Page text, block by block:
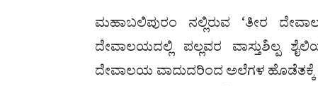
ಮಹಾಬಲಿಪುರಂ ನಲ್ಲಿರುವ ‘ತೀರ
ದೇವಾಲಯದಲ್ಲಿ ಪಲ್ಲವರ ವಾಸ್ತುಶಿಲ್ಪ
ದೇವಾಲಯ ವಾದುದರಿಂದ ಅಲೆಗಳ ಹೊಡೆತಕ್ಕೆ